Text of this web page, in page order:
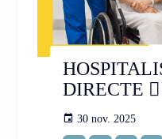
DIRECTE
30 nov. 2025